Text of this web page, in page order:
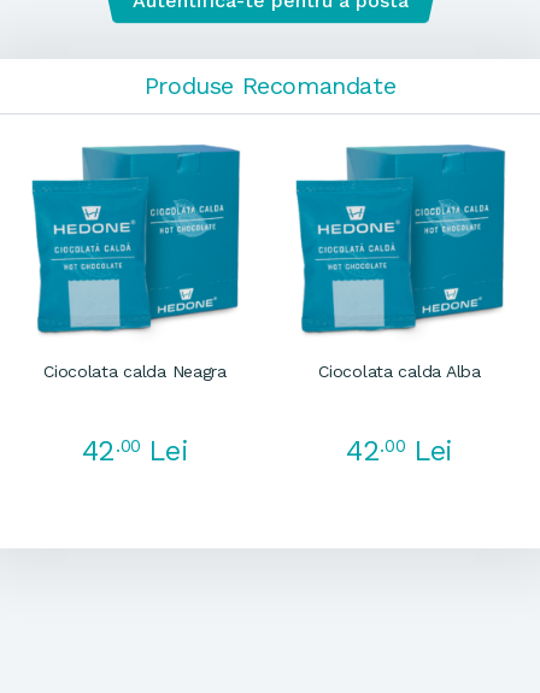
Produse Recomandate
Ciocolata calda Neagra
42.00 Lei
Ciocolata calda Alba
42.00 Lei